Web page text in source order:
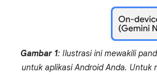
Gambar 1: Ilustrasi ini mewakili
untuk aplikasi Android Anda.